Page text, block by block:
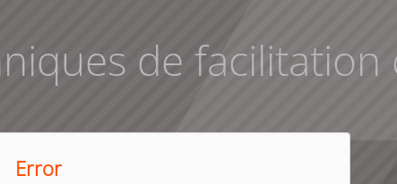
de facilitation
Error